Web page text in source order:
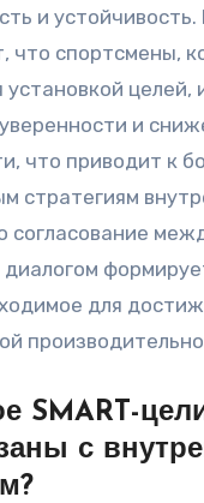
и
что спортсмены,
и
что приводит к
стратегиям
согласование
диалогом
для
SMART-
с